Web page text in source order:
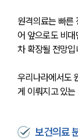
원격의료는 빠른
어 앞으로도 비
차 확장될 전망입
우리나라에서도
게 이뤄지고 있는
보건의료